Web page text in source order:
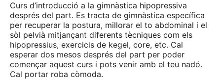
Curs d’introducció a la gimnàstica hipopressiva
després del part. Es tracta de gimnàstica específica
per recuperar la postura, millorar el to abdominal i el
sòl pelvià mitjançant diferents tècniques com els
hipopressius, exercicis de kegel, core, etc. Cal
esperar dos mesos després del part per poder
començar aquest curs i pots venir amb el teu nadó.
Cal portar roba còmoda.